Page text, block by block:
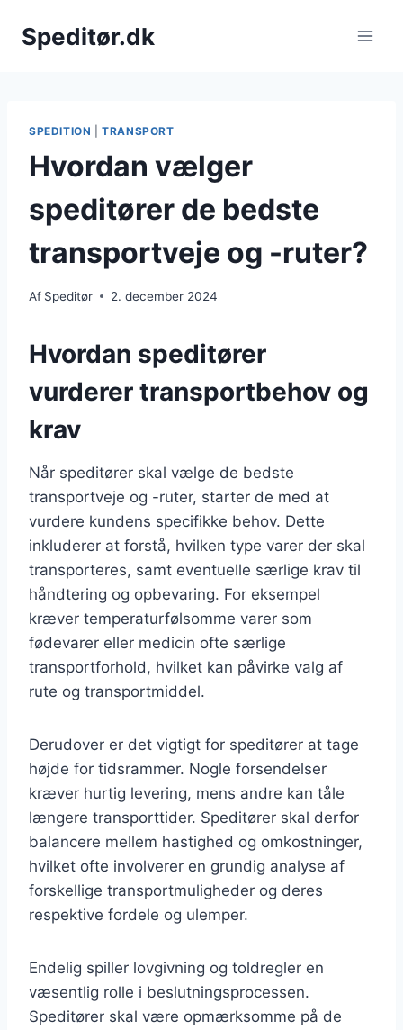
Speditør.dk
SPEDITION |TRANSPORT
Hvordan vælger
speditører de bedste
transportveje og -ruter?
Af Speditør 2. december 2024
Hvordan speditører
vurderer transportbehov og
krav
Når speditører skal vælge de bedste
transportveje og -ruter, starter de med at
vurdere kundens specifikke behov. Dette
inkluderer at forstå, hvilken type varer der skal
transporteres, samt eventuelle særlige krav til
håndtering og opbevaring. For eksempel
kræver temperaturfølsomme varer som
fødevarer eller medicin ofte særlige
transportforhold, hvilket kan påvirke valg af
rute og transportmiddel.
Derudover er det vigtigt for speditører at tage
højde for tidsrammer. Nogle forsendelser
kræver hurtig levering, mens andre kan tåle
længere transporttider. Speditører skal derfor
balancere mellem hastighed og omkostninger,
hvilket ofte involverer en grundig analyse af
forskellige transportmuligheder og deres
respektive fordele og ulemper.
Endelig spiller lovgivning og toldregler en
væsentlig rolle i beslutningsprocessen.
Speditører skal være opmærksomme på de